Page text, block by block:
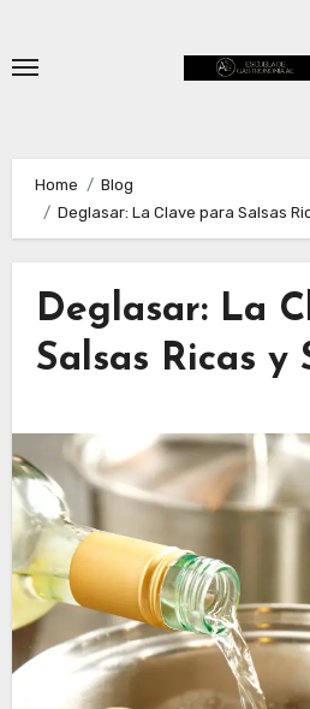
content
Home
Blog
Deglasar: La Clave para Salsas
Deglasar: La
Salsas Ricas y